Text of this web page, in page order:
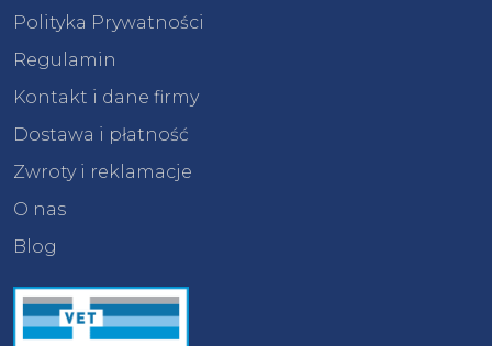
Polityka Prywatności
Regulamin
Kontakt i dane firmy
Dostawa i płatność
Zwroty i reklamacje
O nas
Blog